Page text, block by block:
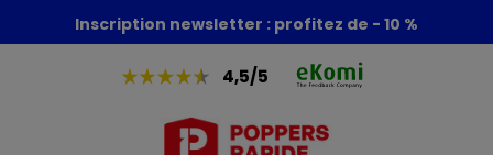
Foire aux poppers : - 30% + 1 poppers offert
Inscription newsletter : profitez de - 10 %
4,5/5